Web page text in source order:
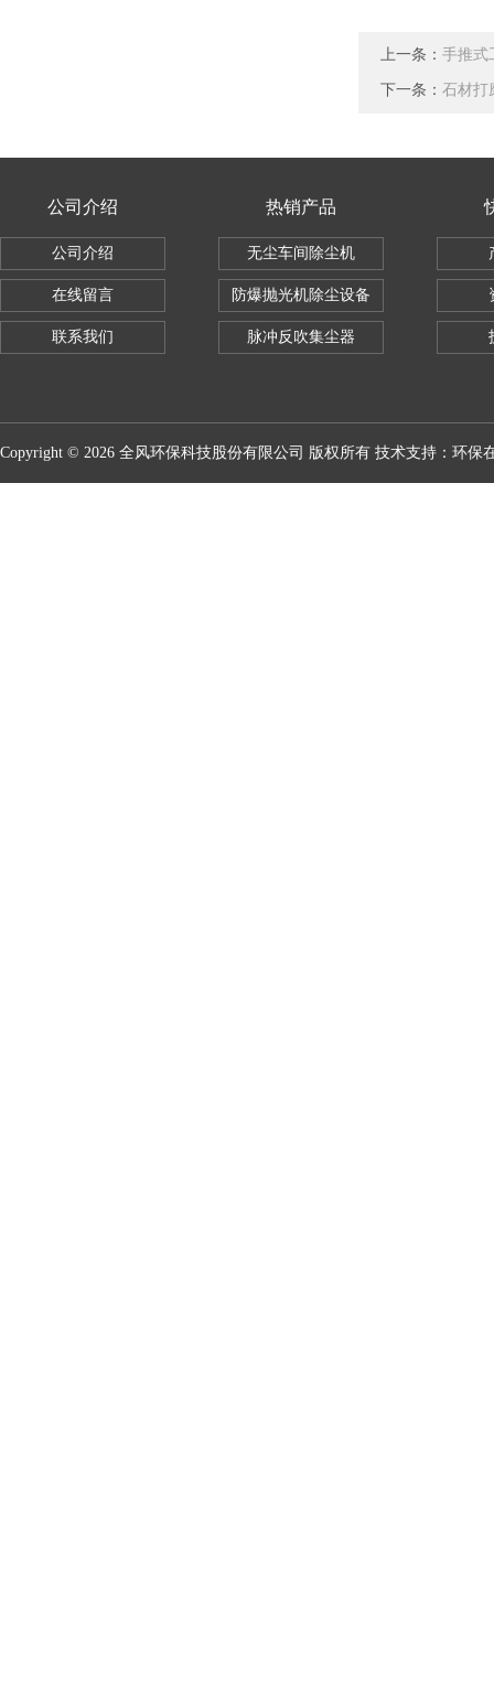
上一条： 手推式
下一条： 石材打
公司介绍
公司介绍
在线留言
联系我们
热销产品
无尘车间除尘机
防爆抛光机除尘设备
脉冲反吹集尘器
Copyright © 2026 全风环保科技股份有限公司 版权所有 技术支持： 环保